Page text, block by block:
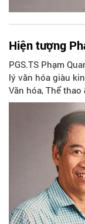
Hiện tượng
PGS.TS Phạm
lý văn hóa giàu
Văn hóa, Thể
nhiệt hứng rẽ